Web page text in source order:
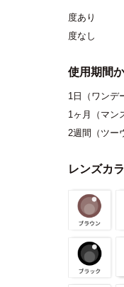
度あり
度なし
使用期間
1日（ワンデ
1ヶ月（マン
2週間（ツー
レンズカ